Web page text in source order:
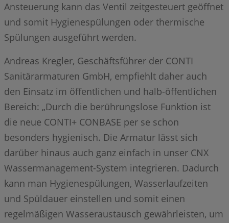
Ansteuerung kann das Ventil zeitgesteuert geöffnet
und somit Hygienespülungen oder thermische
Spülungen ausgeführt werden.
Andreas Kregler, Geschäftsführer der CONTI
Sanitärarmaturen GmbH, empfiehlt daher auch
den Einsatz im öffentlichen und halb-öffentlichen
Bereich: „Durch die berührungslose Funktion ist
die neue CONTI+ CONBASE per se schon
besonders hygienisch. Die Armatur lässt sich
darüber hinaus auch ganz einfach in unser CNX
Wassermanagement-System integrieren. Dadurch
kann man Hygienespülungen, Wasserlaufzeiten
und Spüldauer einstellen und somit einen
regelmäßigen Wasseraustausch gewährleisten, um